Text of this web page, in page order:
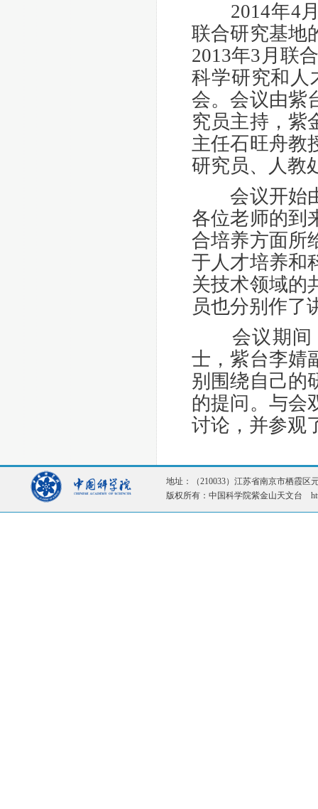
2014年4月
联合研究基地
2013年3月联
科学研究和人
会。会议由紫
究员主持，紫
主任石旺舟教
研究员、人教
会议开始由
各位老师的到
合培养方面所
于人才培养和
关技术领域的
员也分别作了
会议期间，
士，紫台李婧
别围绕自己的
的提问。与会
讨论，并参观
地址：（210033）江苏省南京市栖霞
版权所有：中国科学院紫金山天文台